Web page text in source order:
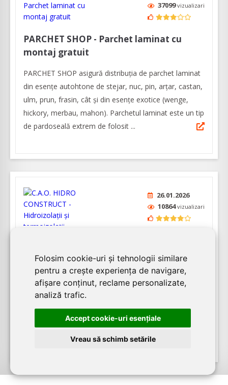
Folosim cookie-uri și tehnologii similare
pentru a crește experiența de navigare,
afișare conținut, reclame personalizate,
analiză trafic.
Accept cookie-uri esenţiale
Vreau să schimb setările
37099vizualizari
PARCHET SHOP - Parchet laminat cu
montaj gratuit
PARCHET SHOP asigură distribuția de parchet laminat
din esențe autohtone de stejar, nuc, pin, arțar, castan,
ulm, prun, frasin, cât și din esențe exotice (wenge,
hickory, merbau, mahon). Parchetul laminat este un tip
de pardoseală extrem de folosit ...
26.01.2026
10864vizualizari
şi termoizolaţii profesionale
C.A.O. HIDRO CONSTRUCT oferă soluții optime de
hidroizolații pentru construcții civile și construcții
firma este specializată și în servicii de alpinism utilitar,
amenajări și reamenajări în con...